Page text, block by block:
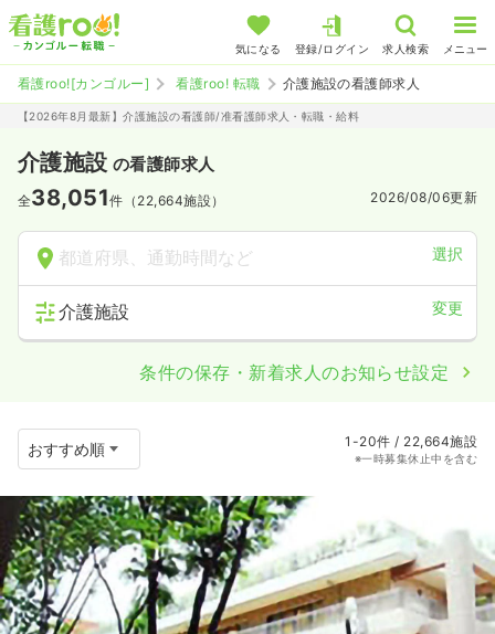
気になる 登録/ログイン 求人検索 メニュー
看護roo![カンゴルー] 看護roo! 転職 介護施設の看護師求人
【2026年8月最新】介護施設の看護師/准看護師求人・転職・給料
介護施設 の看護師求人
全38,051件（22,664施設） 2026/08/06更新
都道府県、通勤時間など 選択
介護施設 変更
条件の保存・新着求人のお知らせ設定
1-20件 / 22,664施設
※一時募集休止中を含む